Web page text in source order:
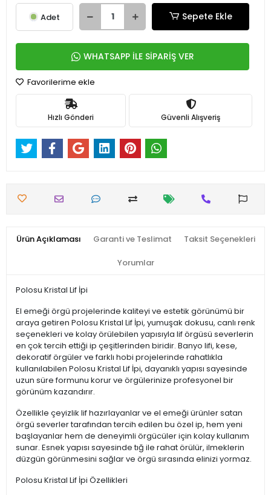
Adet Sepete Ekle
WHATSAPP İLE SİPARİŞ VER
Favorilerime ekle
Hızlı Gönderi Güvenli Alışveriş
Ürün Açıklaması Garanti ve Teslimat Taksit Seçenekleri
Yorumlar
Polosu Kristal Lif İpi
El emeği örgü projelerinde kaliteyi ve estetik görünümü bir
araya getiren Polosu Kristal Lif İpi, yumuşak dokusu, canlı renk
seçenekleri ve kolay örülebilen yapısıyla lif örgüsü severlerin
en çok tercih ettiği ip çeşitlerinden biridir. Banyo lifi, kese,
dekoratif örgüler ve farklı hobi projelerinde rahatlıkla
kullanılabilen Polosu Kristal Lif İpi, dayanıklı yapısı sayesinde
uzun süre formunu korur ve örgülerinize profesyonel bir
görünüm kazandırır.
Özellikle çeyizlik lif hazırlayanlar ve el emeği ürünler satan
örgü severler tarafından tercih edilen bu özel ip, hem yeni
başlayanlar hem de deneyimli örgücüler için kolay kullanım
sunar. Esnek yapısı sayesinde tığ ile rahat örülür, ilmeklerin
düzgün görünmesini sağlar ve örgü sırasında elinizi yormaz.
Polosu Kristal Lif İpi Özellikleri